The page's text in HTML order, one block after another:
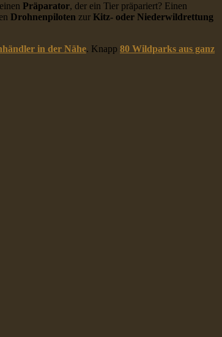
Präparator, der ein Tier präpariert? Einen
Drohnenpiloten zur Kitz- oder Niederwildrettung
in der Nähe. Knapp 80 Wildparks aus ganz